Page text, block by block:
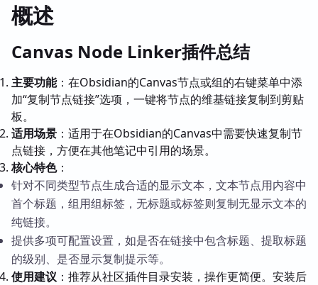
概述
Canvas Node Linker插件总结
主要功能：在Obsidian的Canvas节点或组的右键菜单中添
加“复制节点链接”选项，一键将节点的维基链接复制到剪贴
板。
适用场景 ：适用于在Obsidian的Canvas中需要快速复制节
点链接，方便在其他笔记中引用的场景。
核心特色：
针对不同类型节点生成合适的显示文本，文本节点用内容中
首个标题，组用组标签，无标题或标签则复制无显示文本的
纯链接。
提供多项可配置设置，如是否在链接中包含标题、提取标题
的级别、是否显示复制提示等。
使用建议 ：推荐从社区插件目录安装，操作更简便。安装后